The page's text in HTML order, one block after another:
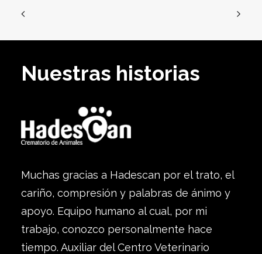
Nuestras historias
Muchas gracias a Hadescan por el trato, el
cariño, compresión y palabras de ánimo y
apoyo. Equipo humano al cual, por mi
trabajo, conozco personalmente hace
tiempo. Auxiliar del Centro Veterinario